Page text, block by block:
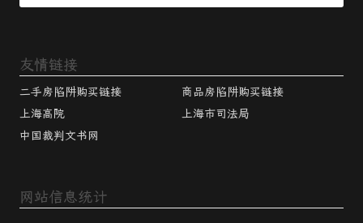
友情链接
二手房陷阱购买链接
商品房陷阱购买链接
上海高院
上海市司法局
中国裁判文书网
网站信息统计